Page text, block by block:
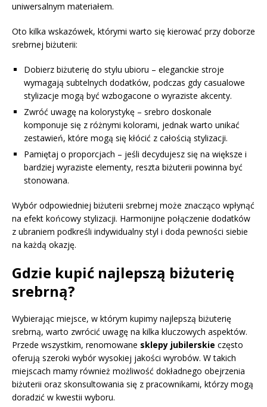
uniwersalnym materiałem.
Oto kilka wskazówek, którymi warto się kierować przy doborze
srebrnej biżuterii:
Dobierz biżuterię do stylu ubioru – eleganckie stroje
wymagają subtelnych dodatków, podczas gdy casualowe
stylizacje mogą być wzbogacone o wyraziste akcenty.
Zwróć uwagę na kolorystykę – srebro doskonale
komponuje się z różnymi kolorami, jednak warto unikać
zestawień, które mogą się kłócić z całością stylizacji.
Pamiętaj o proporcjach – jeśli decydujesz się na większe i
bardziej wyraziste elementy, reszta biżuterii powinna być
stonowana.
Wybór odpowiedniej biżuterii srebrnej może znacząco wpłynąć
na efekt końcowy stylizacji. Harmonijne połączenie dodatków
z ubraniem podkreśli indywidualny styl i doda pewności siebie
na każdą okazję.
Gdzie kupić najlepszą biżuterię
srebrną?
Wybierając miejsce, w którym kupimy najlepszą biżuterię
srebrną, warto zwrócić uwagę na kilka kluczowych aspektów.
Przede wszystkim, renomowane sklepy jubilerskie często
oferują szeroki wybór wysokiej jakości wyrobów. W takich
miejscach mamy również możliwość dokładnego obejrzenia
biżuterii oraz skonsultowania się z pracownikami, którzy mogą
doradzić w kwestii wyboru.